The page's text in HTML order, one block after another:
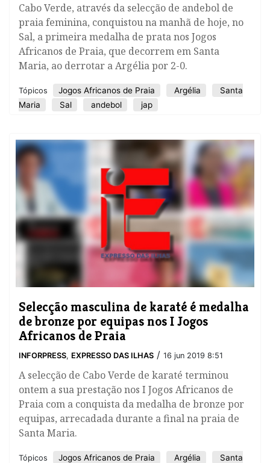
Cabo Verde, através da selecção de andebol de
praia feminina, conquistou na manhã de hoje, no
Sal, a primeira medalha de prata nos Jogos
Africanos de Praia, que decorrem em Santa
Maria, ao derrotar a Argélia por 2-0.
Tópicos Jogos Africanos de Praia Argélia
Santa
Maria
Sal andebol jap
​Selecção masculina de karaté é medalha
de bronze por equipas nos I Jogos
Africanos de Praia
INFORPRESS, EXPRESSO DAS ILHAS / 16 jun 2019 8:51
A selecção de Cabo Verde de karaté terminou
ontem a sua prestação nos I Jogos Africanos de
Praia com a conquista da medalha de bronze por
equipas, arrecadada durante a final na praia de
Santa Maria.
Tópicos Jogos Africanos de Praia Argélia
Santa